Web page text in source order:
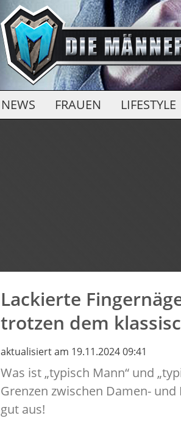
NEWS FRAUEN LIFESTYLE
Lackierte
trotzen dem
aktualisiert am 19.11.2024 09:41
Was ist „typisch Mann“ und
Grenzen zwischen Damen-
gut aus!